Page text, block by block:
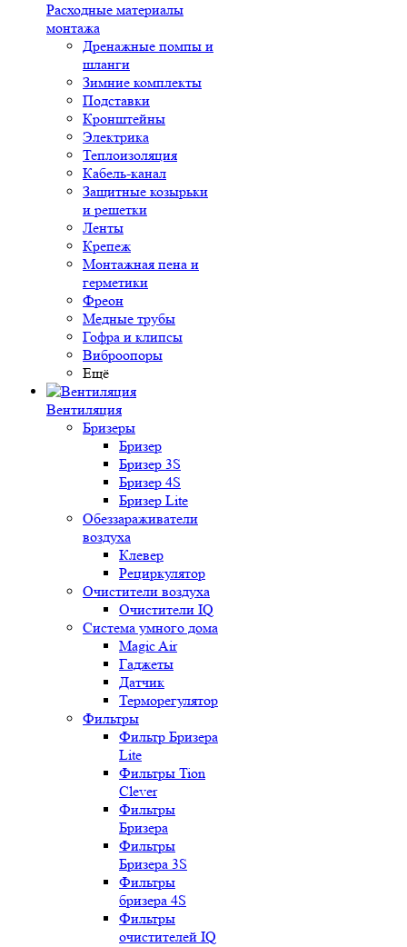
Расходные материалы
монтажа
Дренажные помпы и
шланги
Зимние комплекты
Подставки
Кронштейны
Электрика
Теплоизоляция
Кабель-канал
Защитные козырьки
и решетки
Ленты
Крепеж
Монтажная пена и
герметики
Фреон
Медные трубы
Гофра и клипсы
Виброопоры
Ещё
Вентиляция
Бризеры
Бризер
Бризер 3S
Бризер 4S
Бризер Lite
Обеззараживатели
воздуха
Клевер
Рециркулятор
Очистители воздуха
Очистители IQ
Система умного дома
Magic Air
Гаджеты
Датчик
Терморегулятор
Фильтры
Фильтр Бризера
Lite
Фильтры Tion
Clever
Фильтры
Бризера
Фильтры
Бризера 3S
Фильтры
бризера 4S
Фильтры
очистителей IQ